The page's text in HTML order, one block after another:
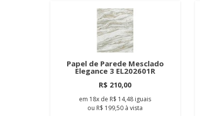
Papel de Parede Mesclado
Elegance 3 EL202601R
R$ 210,00
em 18x de R$ 14,48 iguais
ou R$ 199,50 à vista